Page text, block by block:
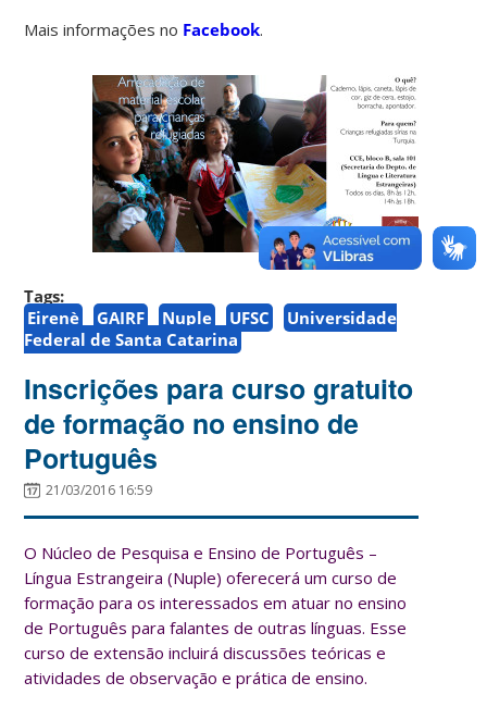
Mais informações no Facebook.
Tags:
Eirenè
GAIRF Nuple UFSC
Universidade
Federal de Santa Catarina
Inscrições para curso gratuito
de formação no ensino de
Português
21/03/2016 16:59
O Núcleo de Pesquisa e Ensino de Português –
Língua Estrangeira (Nuple) oferecerá um curso de
formação para os interessados em atuar no ensino
de Português para falantes de outras línguas. Esse
curso de extensão incluirá discussões teóricas e
atividades de observação e prática de ensino.